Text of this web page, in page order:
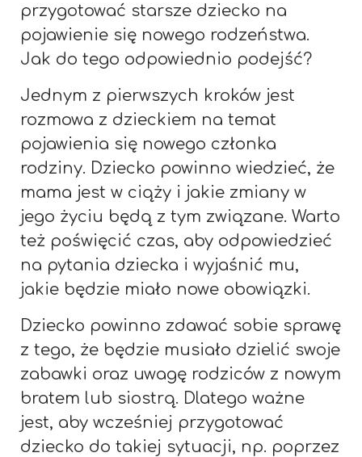
przygotować starsze dziecko na
pojawienie się nowego rodzeństwa.
Jak do tego odpowiednio podejść?
Jednym z pierwszych kroków jest
rozmowa z dzieckiem na temat
pojawienia się nowego członka
rodziny. Dziecko powinno wiedzieć, że
mama jest w ciąży i jakie zmiany w
jego życiu będą z tym związane. Warto
też poświęcić czas, aby odpowiedzieć
na pytania dziecka i wyjaśnić mu,
jakie będzie miało nowe obowiązki.
Dziecko powinno zdawać sobie sprawę
z tego, że będzie musiało dzielić swoje
zabawki oraz uwagę rodziców z nowym
bratem lub siostrą. Dlatego ważne
jest, aby wcześniej przygotować
dziecko do takiej sytuacji, np. poprzez